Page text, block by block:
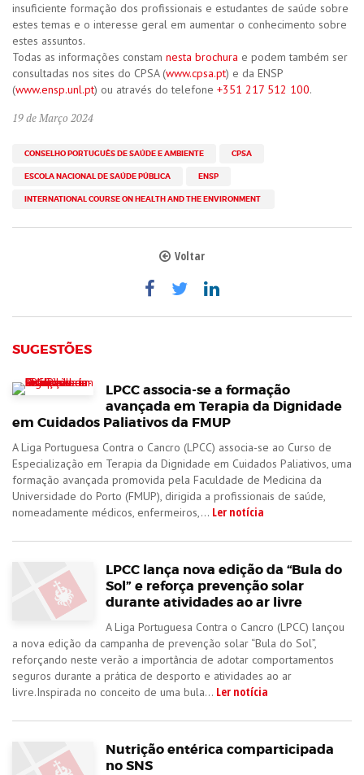
insuficiente formação dos profissionais e estudantes de saúde sobre
estes temas e o interesse geral em aumentar o conhecimento sobre
estes assuntos.
Todas as informações constam nesta brochura e podem também ser
consultadas nos sites do CPSA (www.cpsa.pt) e da ENSP
(www.ensp.unl.pt) ou através do telefone +351 217 512 100.
19 de Março 2024
CONSELHO PORTUGUÊS DE SAÚDE E AMBIENTE CPSA
ESCOLA NACIONAL DE SAÚDE PÚBLICA ENSP
INTERNATIONAL COURSE ON HEALTH AND THE ENVIRONMENT
Voltar
SUGESTÕES
LPCC associa-se a formação
avançada em Terapia da Dignidade
em Cuidados Paliativos da FMUP
A Liga Portuguesa Contra o Cancro (LPCC) associa-se ao Curso de
Especialização em Terapia da Dignidade em Cuidados Paliativos, uma
formação avançada promovida pela Faculdade de Medicina da
Universidade do Porto (FMUP), dirigida a profissionais de saúde,
nomeadamente médicos, enfermeiros,... Ler notícia
LPCC lança nova edição da “Bula do
Sol” e reforça prevenção solar
durante atividades ao ar livre
A Liga Portuguesa Contra o Cancro (LPCC) lançou
a nova edição da campanha de prevenção solar “Bula do Sol”,
reforçando neste verão a importância de adotar comportamentos
seguros durante a prática de desporto e atividades ao ar
livre.Inspirada no conceito de uma bula... Ler notícia
Nutrição entérica comparticipada
no SNS